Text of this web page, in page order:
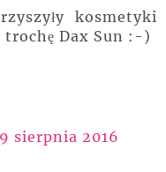
kosmetyki
trochę Dax Sun :-)
sierpnia 2016